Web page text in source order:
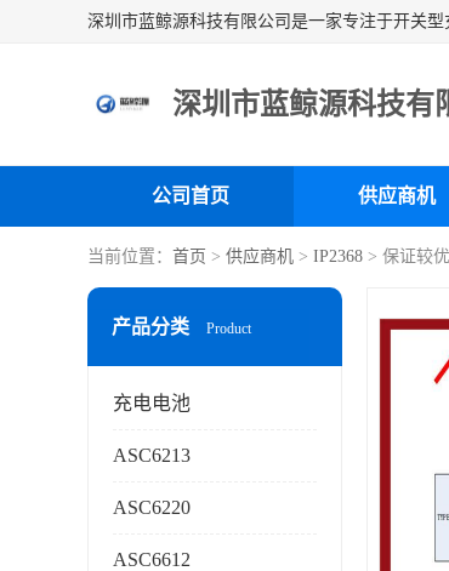
深圳市蓝鲸源科技有
公司首页 供应商机
当前位置： 首页 > 供应商机 > IP2368 > 保证较
产品分类 Product
充电电池
ASC6213
ASC6220
ASC6612